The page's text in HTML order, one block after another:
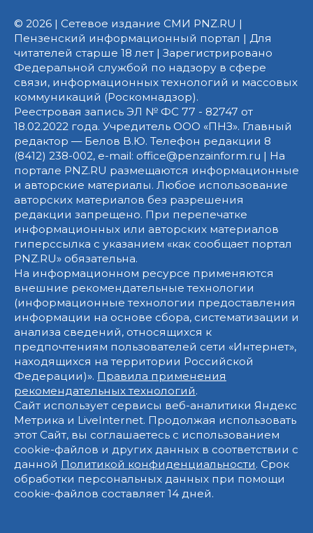
© 2026 | Сетевое издание СМИ PNZ.RU |
Пензенский информационный портал | Для
читателей старше 18 лет | Зарегистрировано
Федеральной службой по надзору в сфере
связи, информационных технологий и массовых
коммуникаций (Роскомнадзор).
Реестровая запись ЭЛ № ФС 77 - 82747 от
18.02.2022 года. Учредитель ООО «ПНЗ». Главный
редактор — Белов В.Ю. Телефон редакции 8
(8412) 238-002, e-mail: office@penzainform.ru | На
портале PNZ.RU размещаются информационные
и авторские материалы. Любое использование
авторских материалов без разрешения
редакции запрещено. При перепечатке
информационных или авторских материалов
гиперссылка с указанием «как сообщает портал
PNZ.RU» обязательна.
На информационном ресурсе применяются
внешние рекомендательные технологии
(информационные технологии предоставления
информации на основе сбора, систематизации и
анализа сведений, относящихся к
предпочтениям пользователей сети «Интернет»,
находящихся на территории Российской
Федерации)». Правила применения
рекомендательных технологий.
Сайт использует сервисы веб-аналитики Яндекс
Метрика и LiveInternet. Продолжая использовать
этот Сайт, вы соглашаетесь с использованием
cookie-файлов и других данных в соответствии с
данной Политикой конфиденциальности. Срок
обработки персональных данных при помощи
cookie-файлов составляет 14 дней.